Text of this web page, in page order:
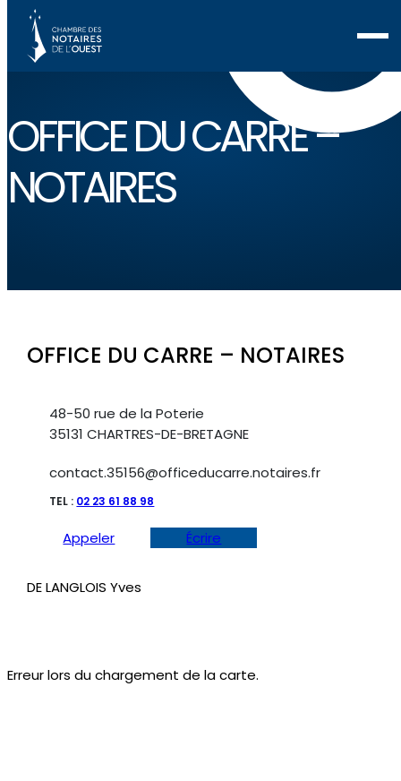
OFFICE DU CARRE –
NOTAIRES
Erreur lors du chargement de la carte.
OFFICE DU CARRE – NOTAIRES
48-50 rue de la Poterie
35131 CHARTRES-DE-BRETAGNE
contact.35156@officeducarre.notaires.fr
TEL : 02 23 61 88 98
Appeler Écrire
DE LANGLOIS Yves